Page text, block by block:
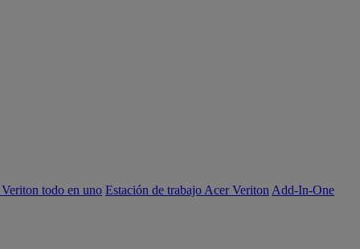
todo en uno Estación de trabajo Acer Veriton Add-In-One